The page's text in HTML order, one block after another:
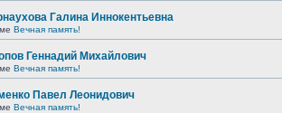
Галина Иннокентьевна
Вечная память!
Геннадий Михайлович
Вечная память!
Павел Леонидович
Вечная память!